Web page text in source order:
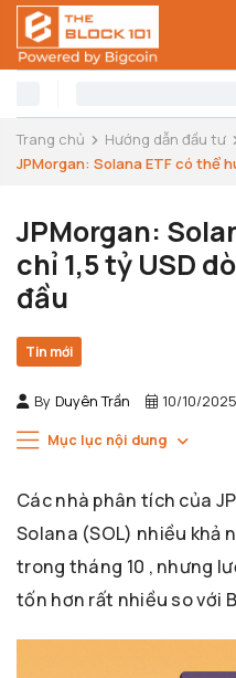
Trang chủ Hướng dẫn đầu tư
JPMorgan: Solana ETF có thể
JPMorgan:
chỉ 1,5 tỷ USD
đầu
Tin mới
By Duyên Trần 10/10/2025
Mục lục nội dung
Các nhà phân tích của
Solana (SOL) nhiều khả
trong tháng 10 , nhưng
tốn hơn rất nhiều so với